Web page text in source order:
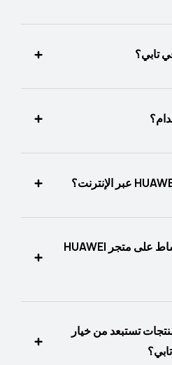
تابي؟
كيف يعمل الدفع على 4 أقساط على متجر HUAWEI
تستبعد من خيار